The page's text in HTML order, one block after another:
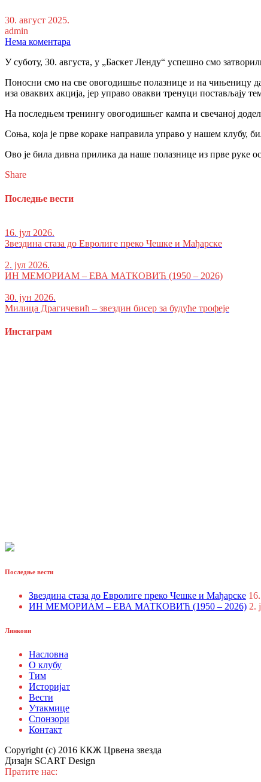
30. август 2025.
admin
Нема коментара
У суботу, 30. августа, у „Баскет Ленду“ успешно смо
Поносни смо на све овогодишње полазнице и на чињеницу
иза оваквих акција, јер управо овакви тренуци постављају
На последњем тренингу овогодишњег кампа и свечаној
Соња, која је прве кораке направила управо у нашем клубу,
Ово је била дивна прилика да наше полазнице из прве руке
Share
Последње вести
16. јул 2026.
Звездина стаза до Евролиге преко Чешке и Мађарске
2. јул 2026.
ИН МЕМОРИАМ – ЕВА МАТКОВИЋ (1950 – 2026)
30. јун 2026.
Милица Драгичевић – звездин бисер за будуће трофеје
Инстаграм
Последње вести
Звездина стаза до Евролиге преко Чешке и Мађарске
ИН МЕМОРИАМ – ЕВА МАТКОВИЋ (1950 – 2026) 2.
Линкови
Насловна
О клубу
Тим
Историјат
Вести
Утакмице
Спонзори
Контакт
Copyright (c) 2016 ККЖ Црвена звезда
Дизајн SCART Design
Пратите нас: